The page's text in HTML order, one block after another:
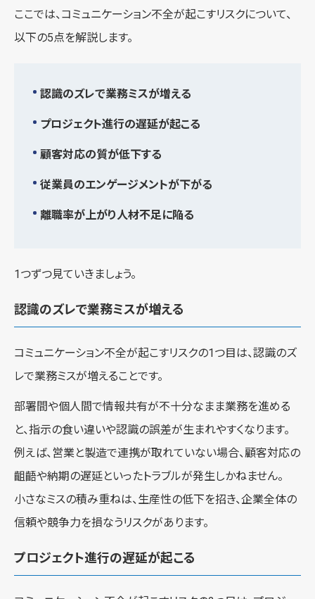
ここでは、コミュニケーション不全が起こすリスクについて、
以下の5点を解説します。
認識のズレで業務ミスが増える
プロジェクト進行の遅延が起こる
顧客対応の質が低下する
従業員のエンゲージメントが下がる
離職率が上がり人材不足に陥る
1つずつ見ていきましょう。
認識のズレで業務ミスが増える
コミュニケーション不全が起こすリスクの1つ目は、認識のズ
レで業務ミスが増えることです。
部署間や個人間で情報共有が不十分なまま業務を進める
と、指示の食い違いや認識の誤差が生まれやすくなります。
例えば、営業と製造で連携が取れていない場合、顧客対応の
齟齬や納期の遅延といったトラブルが発生しかねません。
小さなミスの積み重ねは、生産性の低下を招き、企業全体の
信頼や競争力を損なうリスクがあります。
プロジェクト進行の遅延が起こる